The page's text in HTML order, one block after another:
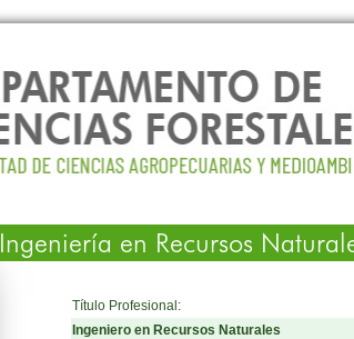
Ingeniería en Recursos
Título Profesional:
Ingeniero en Recursos Naturales